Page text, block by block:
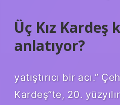
Üç Kız Kardeş
anlatıyor?
yatıştırıcı bir acı.”
Kardeş”te, 20.